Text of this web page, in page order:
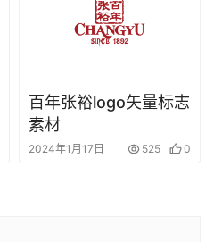
百年张裕logo矢量标志
素材
2024年1月17日 525 0